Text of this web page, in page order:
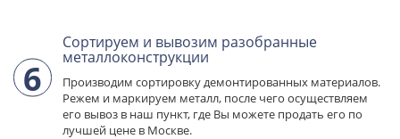
6
Сортируем и вывозим разобранные
металлоконструкции
Производим сортировку демонтированных материалов.
Режем и маркируем металл, после чего осуществляем
его вывоз в наш пункт, где Вы можете продать его по
лучшей цене в Москве.